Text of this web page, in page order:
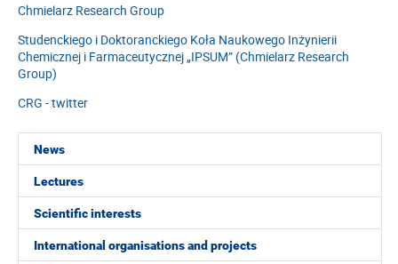
News
Lectures
Scientific interests
International organisations and projects
Chmielarz Research Group
Studenckiego i Doktoranckiego Koła Naukowego Inżynierii
Chemicznej i Farmaceutycznej „IPSUM” (Chmielarz Research
Group)
CRG - twitter